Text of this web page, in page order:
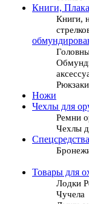
Книги,
Книги,
Рюкзаки
Ножи
Чехлы для
Ремни
Чехлы
Товары для
Лодки
Чучела